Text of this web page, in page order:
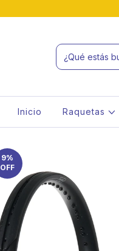
Inicio Raquetas
9%
OFF